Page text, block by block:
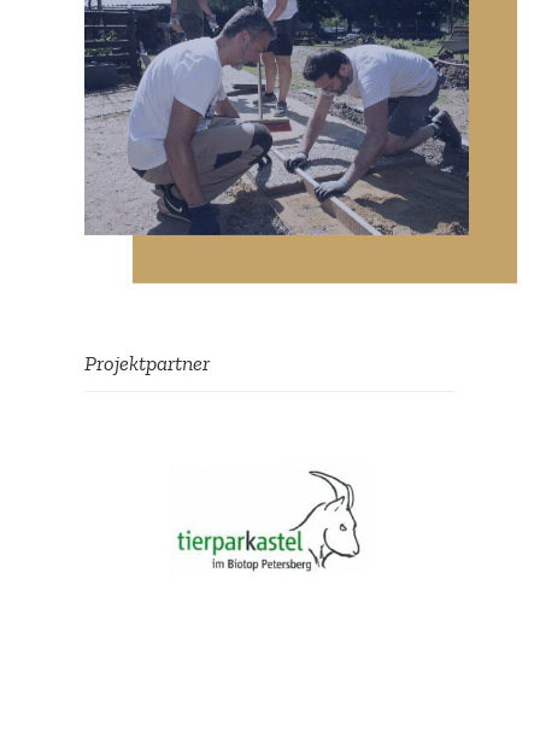
Projekt­partner